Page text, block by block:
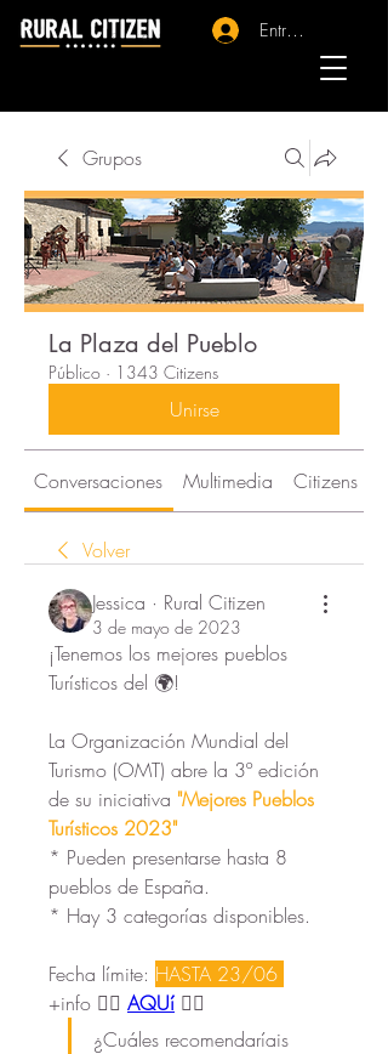
Entrar - Registro
Grupos
La Plaza del Pueblo
Público · 1343 Citizens
Unirse
Conversaciones Multimedia Citizens
Volver
Jessica · Rural Citizen
3 de mayo de 2023
¡Tenemos los mejores pueblos
Turísticos del 🌍!
La Organización Mundial del
Turismo (OMT) abre la 3º edición
de su iniciativa "Mejores Pueblos
Turísticos 2023"
* Pueden presentarse hasta 8
pueblos de España.
* Hay 3 categorías disponibles.
Fecha límite: HASTA 23/06
+info 👉🏻 AQUí 👈🏻
¿Cuáles recomendaríais